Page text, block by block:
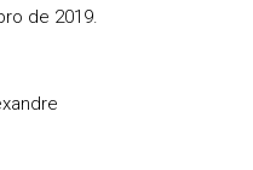
de 2019.